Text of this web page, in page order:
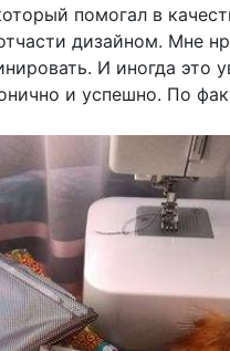
помогал в
дизайном. Мне
И иногда это
и успешно. По